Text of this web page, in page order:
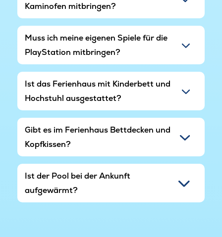
Kaminofen mitbringen?
Muss ich meine eigenen Spiele für die
PlayStation mitbringen?
Ist das Ferienhaus mit Kinderbett und
Hochstuhl ausgestattet?
Gibt es im Ferienhaus Bettdecken und
Kopfkissen?
Ist der Pool bei der Ankunft
aufgewärmt?